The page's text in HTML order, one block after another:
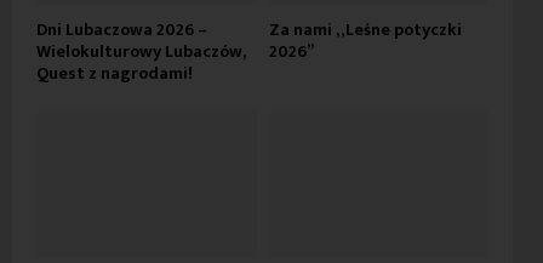
Dni Lubaczowa 2026 –
Wielokulturowy Lubaczów,
Quest z nagrodami!
Za nami „Leśne potyczki
2026”